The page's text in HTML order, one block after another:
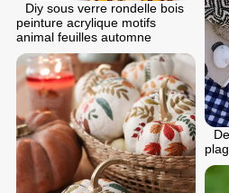
Diy sous verre rondelle bois
peinture acrylique motifs
animal feuilles automne